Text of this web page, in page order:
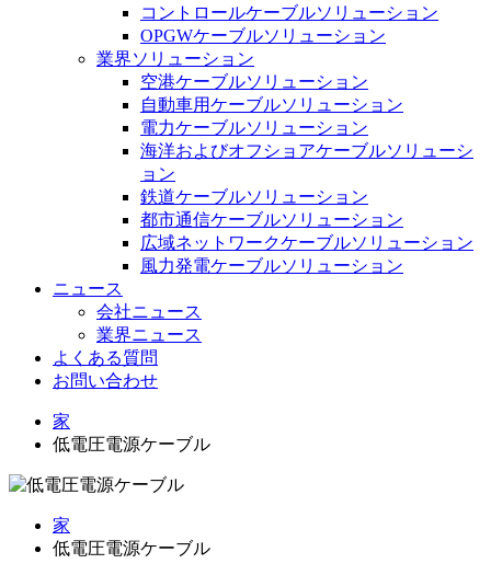
コントロールケーブルソリューション
OPGWケーブルソリューション
業界ソリューション
空港ケーブルソリューション
自動車用ケーブルソリューション
電力ケーブルソリューション
海洋およびオフショアケーブルソリューシ
ョン
鉄道ケーブルソリューション
都市通信ケーブルソリューション
広域ネットワークケーブルソリューション
風力発電ケーブルソリューション
ニュース
会社ニュース
業界ニュース
よくある質問
お問い合わせ
家
低電圧電源ケーブル
家
低電圧電源ケーブル